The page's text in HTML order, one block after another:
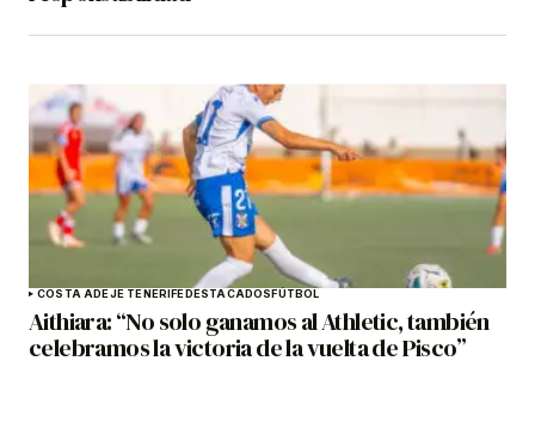
COSTA ADEJE TENERIFE DESTACADOS FÚTBOL
Aithiara: “No solo ganamos al Athletic, también
celebramos la victoria de la vuelta de Pisco”